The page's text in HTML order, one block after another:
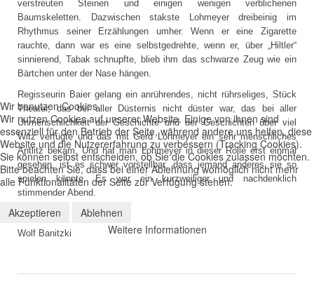
verstreuten Steinen und einigen wenigen verblichenen
Baumskeletten. Dazwischen stakste Lohmeyer dreibeinig im
Rhythmus seiner Erzählungen umher. Wenn er eine Zigarette
rauchte, dann war es eine selbstgedrehte, wenn er, über „Hiltler“
sinnierend, Tabak schnupfte, blieb ihm das schwarze Zeug wie ein
Bärtchen unter der Nase hängen.
Regisseurin Baier gelang ein anrührendes, nicht rührseliges, Stück
Theater, das bei aller Düsternis nicht düster war, das bei aller
Unmenschlichkeit der Geschichte und der Geschichten über viel
Witz verfügte und das mit Gerd Lohmeyer ein sehr menschliches
Antlitz bekam. Und hat man Lohmeyer in dieser Rolle erst einmal
gesehen, ist es schwer vorstellbar, dass jemand anderes sie so
spielen könnte. Es war ein kurzweiliger und nachdenklich
stimmender Abend.
Wolf Banitzki
Wir benutzen Cookies
Wir nutzen Cookies auf unserer Website. Einige von ihnen sind
essenziell für den Betrieb der Seite, während andere uns helfen, diese
Website und die Nutzererfahrung zu verbessern (Tracking Cookies).
Sie können selbst entscheiden, ob Sie die Cookies zulassen möchten.
Bitte beachten Sie, dass bei einer Ablehnung womöglich nicht mehr
alle Funktionalitäten der Seite zur Verfügung stehen.
Akzeptieren
Ablehnen
Weitere Informationen